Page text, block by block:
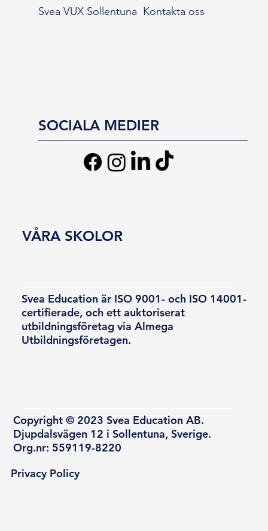
Svea VUX Sollentuna Kontakta oss
SOCIALA MEDIER
Svea Education är ISO 9001- och ISO 14001-
certifierade, och ett auktoriserat
utbildningsföretag via Almega
Utbildningsföretagen.
Copyright © 2023 Svea Education AB.
Djupdalsvägen 12 i Sollentuna, Sverige.
Org.nr: 559119-8220
VÅRA SKOLOR
Privacy Policy